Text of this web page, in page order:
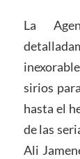
La
sirios
hasta el
de las
Ali